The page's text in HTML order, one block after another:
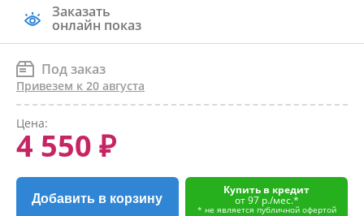
Заказать
онлайн показ
Под заказ
Привезем к 20 августа
Цена:
4 550 ₽
Добавить в корзину
Купить в кредит
от 97 р./мес.*
* не является публичной офертой